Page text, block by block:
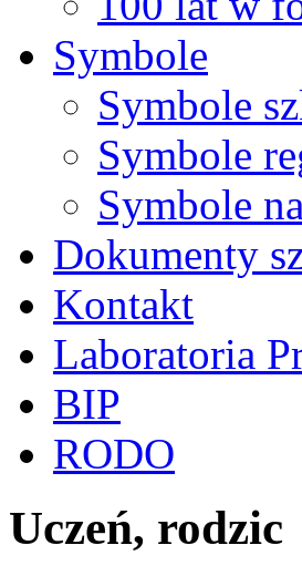
Symbole
Symbole
Symbole
Symbole
Dokumenty
Kontakt
Laboratoria
BIP
RODO
Uczeń, rodzic